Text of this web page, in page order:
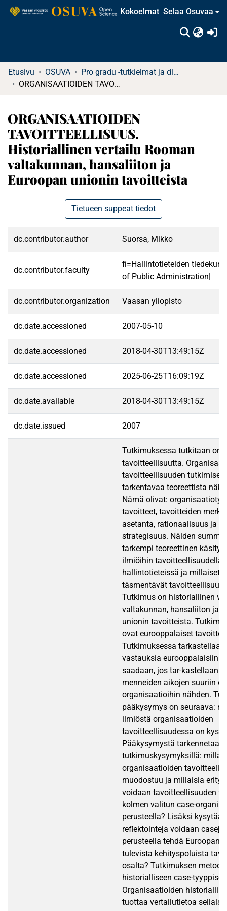
Kokoelmat Selaa Osuvaa
Etusivu OSUVA
Pro gradu -tutkielmat ja diplomityöt
ORGANISAATIOIDEN TAVOITTEELLISUUS. Historiallinen vertailu Rooman valtakunnan, hansaliiton ja Euroopan unionin tavoitteista
ORGANISAATIOIDEN
TAVOITTEELLISUUS.
Historiallinen vertailu Rooman
valtakunnan, hansaliiton ja
Euroopan unionin tavoitteista
Tietueen suppeat tiedot
dc.contributor.author Suorsa, Mikko
dc.contributor.faculty
fi=Hallintotieteiden
of Public Administration|
dc.contributor.organization Vaasan yliopisto
dc.date.accessioned 2007-05-10
dc.date.accessioned 2018-04-30T13:49:15Z
dc.date.accessioned 2025-06-25T16:09:19Z
dc.date.available 2018-04-30T13:49:15Z
dc.date.issued 2007
Tutkimuksessa tutkitaan
tavoitteellisuutta.
tavoitteellisuuden
tarkentavaa teoreettista
Nämä olivat:
tavoitteet, tavoitteiden
asetanta, rationaalisuus ja
strategisuus. Näiden
tarkempi teoreettinen
ilmiöihin tavoitteellisuudella
hallintotieteissä ja millaiset
täsmentävät
Tutkimus on historiallinen
valtakunnan, hansaliiton ja
unionin tavoitteista.
ovat eurooppalaiset
Tutkimuksessa
vastauksia eurooppalaisiin
saadaan, jos tar-kastellaan
menneiden aikojen suuriin
organisaatioihin nähden.
pääkysymys on seuraava:
ilmiöstä organisaatioiden
tavoitteellisuudessa on
Pääkysymystä tarkennetaan
tutkimuskysymyksillä:
organisaatioiden
muodostuu ja millaisia
voidaan tavoitteellisuuden
kolmen valitun case-
perusteella? Lisäksi
reflektointeja voidaan
perusteella tehdä Euroopan
tulevista kehityspoluista
osalta? Tutkimuksen
historialliseen case-
Organisaatioiden
tuottaa vertailutietoa